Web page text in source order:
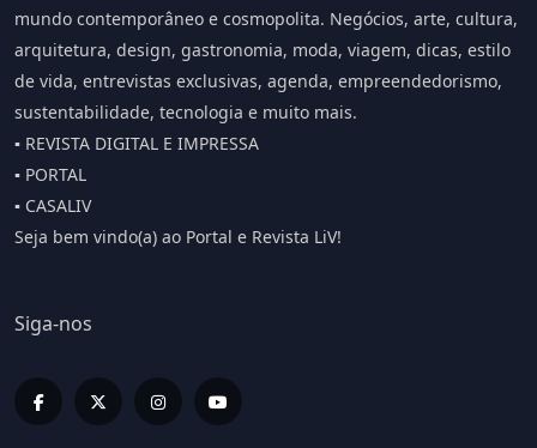
mundo contemporâneo e cosmopolita. Negócios, arte, cultura,
arquitetura, design, gastronomia, moda, viagem, dicas, estilo
de vida, entrevistas exclusivas, agenda, empreendedorismo,
sustentabilidade, tecnologia e muito mais.
▪️ REVISTA DIGITAL E IMPRESSA
▪️ PORTAL
▪️ CASALIV
Seja bem vindo(a) ao Portal e Revista LiV!
Siga-nos